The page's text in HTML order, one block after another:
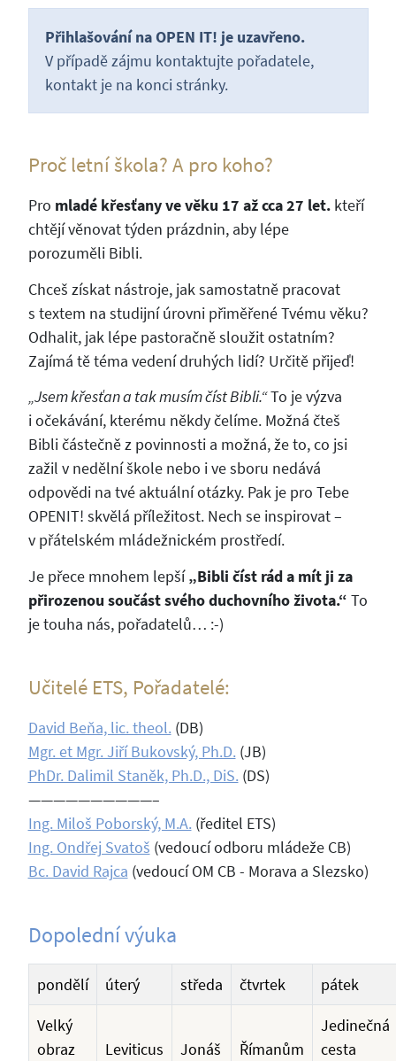
Přihlašování na OPEN IT! je uzavřeno.
V případě zájmu kontaktujte pořadatele,
kontakt je na konci stránky.
Proč letní škola? A pro koho?
Pro mladé křesťany ve věku 17 až cca 27 let.kteří
chtějí věnovat týden prázdnin, aby lépe
porozuměli Bibli.
Chceš získat nástroje, jak samostatně pracovat
s textem na studijní úrovni přiměřené Tvému věku?
Odhalit, jak lépe pastoračně sloužit ostatním?
Zajímá tě téma vedení druhých lidí? Určitě přijeď!
„Jsem křesťan a tak musím číst Bibli.“To je výzva
i očekávání, kterému někdy čelíme. Možná čteš
Bibli částečně z povinnosti a možná, že to, co jsi
zažil v nedělní škole nebo i ve sboru nedává
odpovědi na tvé aktuální otázky. Pak je pro Tebe
OPENIT! skvělá příležitost. Nech se inspirovat –
v přátelském mládežnickém prostředí.
Je přece mnohem lepší„Bibli číst rád a mít ji za
přirozenou součást svého duchovního života.“ To
je touha nás, pořadatelů… :-)
Učitelé ETS, Pořadatelé:
David Beňa, lic. theol. (DB)
Mgr. et Mgr. Jiří Bukovský, Ph.D. (JB)
PhDr. Dalimil Staněk, Ph.D., DiS. (DS)
——————————–
Ing. Miloš Poborský, M.A. (ředitel ETS)
Ing. Ondřej Svatoš (vedoucí odboru mládeže CB)
Bc. David Rajca (vedoucí OM CB - Morava a Slezsko)
Dopolední výuka
pondělí úterý středa čtvrtek
pátek
Velký
obraz
Leviticus Jonáš Římanům
Jedinečná
cesta